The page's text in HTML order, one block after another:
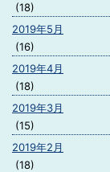
(18)
2019年5月
(16)
2019年4月
(18)
2019年3月
(15)
2019年2月
(18)